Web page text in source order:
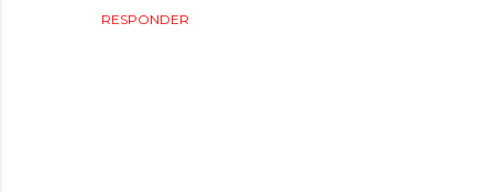
RESPONDER